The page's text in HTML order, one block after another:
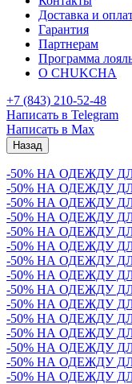
Доставка и
Гарантия
Партнерам
Программа
О CHUKCHA
+7 (843) 210-52-48
Написать в Telegram
Написать в Max
Назад
-50% НА ОДЕЖДУ
-50% НА ОДЕЖДУ
-50% НА ОДЕЖДУ
-50% НА ОДЕЖДУ
-50% НА ОДЕЖДУ
-50% НА ОДЕЖДУ
-50% НА ОДЕЖДУ
-50% НА ОДЕЖДУ
-50% НА ОДЕЖДУ
-50% НА ОДЕЖДУ
-50% НА ОДЕЖДУ
-50% НА ОДЕЖДУ
-50% НА ОДЕЖДУ
-50% НА ОДЕЖДУ
-50% НА ОДЕЖДУ